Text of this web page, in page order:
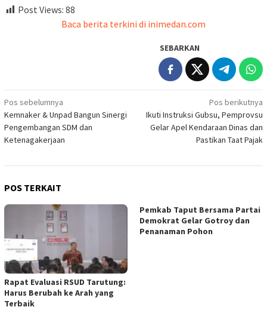
Post Views: 88
Baca berita terkini di inimedan.com
SEBARKAN
Navigasi
pos
Pos sebelumnya
Kemnaker & Unpad Bangun Sinergi
Pengembangan SDM dan
Ketenagakerjaan
Pos berikutnya
Ikuti Instruksi Gubsu, Pemprovsu
Gelar Apel Kendaraan Dinas dan
Pastikan Taat Pajak
POS TERKAIT
Rapat Evaluasi RSUD Tarutung:
Harus Berubah ke Arah yang
Terbaik
Pemkab Taput Bersama Partai
Demokrat Gelar Gotroy dan
Penanaman Pohon